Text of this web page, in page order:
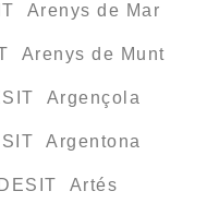
Arenys de Mar
Arenys de Munt
Argençola
Argentona
Artés